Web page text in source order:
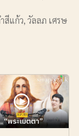
สีแก้ว, วัลลภ เศรษ